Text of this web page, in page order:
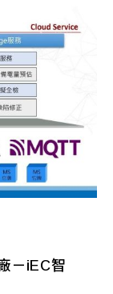
－iEC智